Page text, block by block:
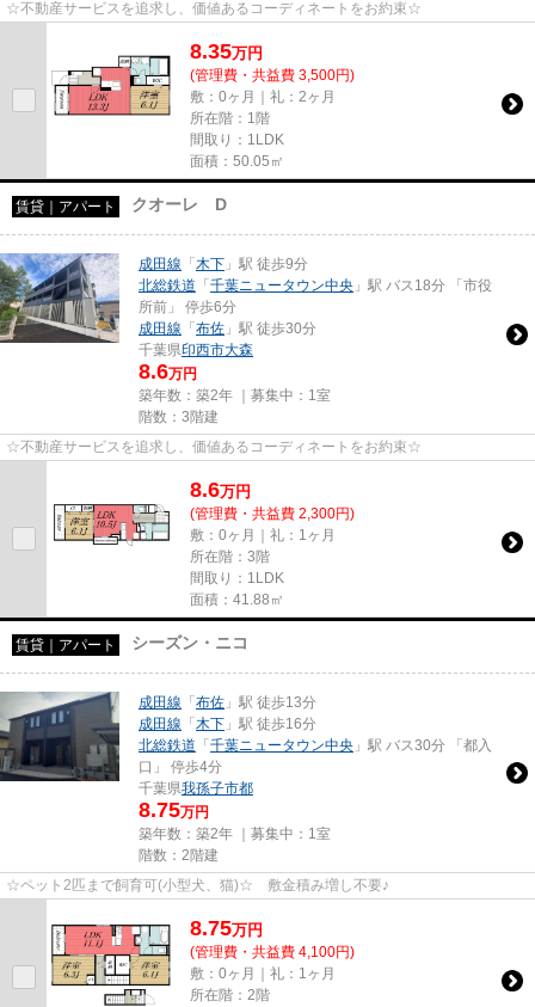
☆不動産サービスを追求し、価値あるコーディネートをお約束☆
8.35万円
(管理費・共益費 3,500円)
敷：0ヶ月｜礼：2ヶ月
所在階：1階
間取り：1LDK
面積：50.05㎡
賃貸｜アパート クオーレ D
成田線 「木下 」駅 徒歩9分
北総鉄道 「千葉ニュータウン中央 」駅 バス18分 「市役
所前」 停歩6分
成田線 「布佐 」駅 徒歩30分
千葉県印西市大森
8.6万円
築年数：築2年 ｜募集中： 1室
階数：3階建
☆不動産サービスを追求し、価値あるコーディネートをお約束☆
8.6万円
(管理費・共益費 2,300円)
敷：0ヶ月｜礼：1ヶ月
所在階：3階
間取り：1LDK
面積：41.88㎡
賃貸｜アパート シーズン・ニコ
成田線 「布佐 」駅 徒歩13分
成田線 「木下 」駅 徒歩16分
北総鉄道 「千葉ニュータウン中央 」駅 バス30分 「都入
口」 停歩4分
千葉県我孫子市都
8.75万円
築年数：築2年 ｜募集中： 1室
階数：2階建
☆ペット2匹まで飼育可(小型犬、猫)☆ 敷金積み増し不要♪
8.75万円
(管理費・共益費 4,100円)
敷：0ヶ月｜礼：1ヶ月
所在階：2階